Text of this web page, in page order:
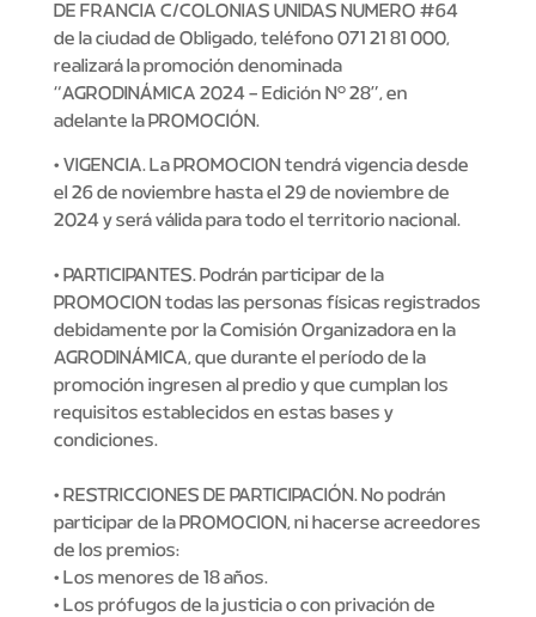
DE FRANCIA C/COLONIAS UNIDAS NUMERO #64
de la ciudad de Obligado, teléfono 071 21 81 000,
realizará la promoción denominada
“AGRODINÁMICA 2024 – Edición N° 28”, en
adelante la PROMOCIÓN.
• VIGENCIA. La PROMOCION tendrá vigencia desde
el 26 de noviembre hasta el 29 de noviembre de
2024 y será válida para todo el territorio nacional.
• PARTICIPANTES. Podrán participar de la
PROMOCION todas las personas físicas registrados
debidamente por la Comisión Organizadora en la
AGRODINÁMICA, que durante el período de la
promoción ingresen al predio y que cumplan los
requisitos establecidos en estas bases y
condiciones.
• RESTRICCIONES DE PARTICIPACIÓN. No podrán
participar de la PROMOCION, ni hacerse acreedores
de los premios:
• Los menores de 18 años.
• Los prófugos de la justicia o con privación de